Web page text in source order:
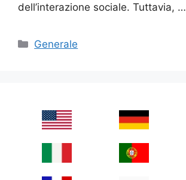
dell’interazione sociale. Tuttavia, …
Categories
Generale